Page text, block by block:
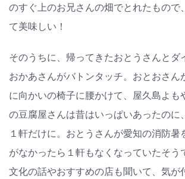
のすぐ上のお兄さんの畑でとれたもので
て美味しい！
そのうちに、帰ってきたおとうさんとダ
おかあさんがバトンタッチ。おとおさん
に向かいの椅子に腰かけて、屋久島よも
の豆腐屋さんは昔はいっぱいあったのに
１軒だけに。おとうさんが愛知の消防暑
がなかったら１軒もなくなっていたそう
文化の話やおすすめの店も聞いて、気が